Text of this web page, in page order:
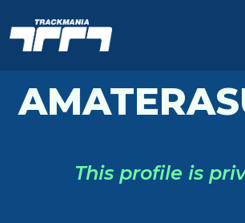
This profile is